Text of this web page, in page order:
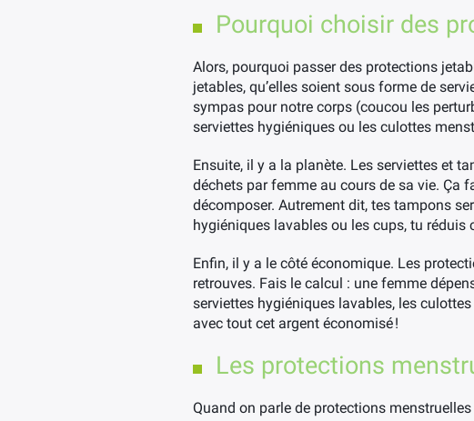
Pourquoi choisir des
Alors, pourquoi passer des protections
jetables, qu’elles soient sous forme de
sympas pour notre corps (coucou les
serviettes hygiéniques ou les culottes
Ensuite, il y a la planète. Les serviettes et
déchets par femme au cours de sa vie. Ça
décomposer. Autrement dit, tes tampons
hygiéniques lavables ou les cups, tu
Enfin, il y a le côté économique. Les
retrouves. Fais le calcul : une femme
serviettes hygiéniques lavables, les
avec tout cet argent économisé !
Les protections
Quand on parle de protections